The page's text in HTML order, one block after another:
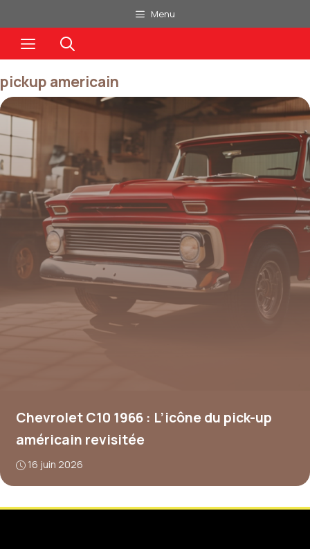
au
contenu
Menu
Menu
pickup americain
Chevrolet C10 1966 : L’icône du pick-up
américain revisitée
16 juin 2026